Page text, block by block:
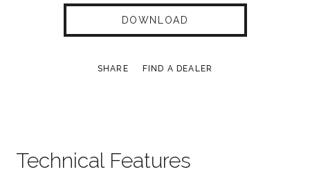
DOWNLOAD
SHARE FIND A DEALER
Technical Features